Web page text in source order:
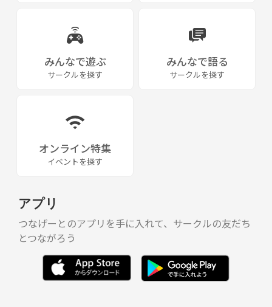
みんなで遊ぶ
サークルを探す
みんなで語る
サークルを探す
オンライン特集
イベントを探す
アプリ
つなげーとのアプリを手に入れて、サークルの友だち
とつながろう